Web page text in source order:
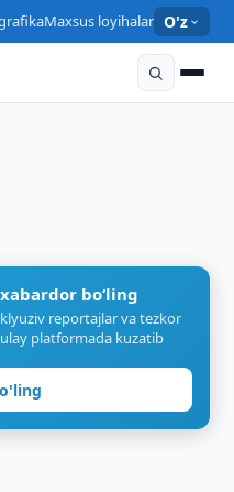
Maxsus loyihalar O'z
temir yo‘l tuman
bo‘ling
reportajlar va tezkor
platformada kuzatib